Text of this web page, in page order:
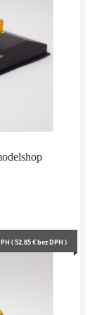
(52,85€bez DPH )